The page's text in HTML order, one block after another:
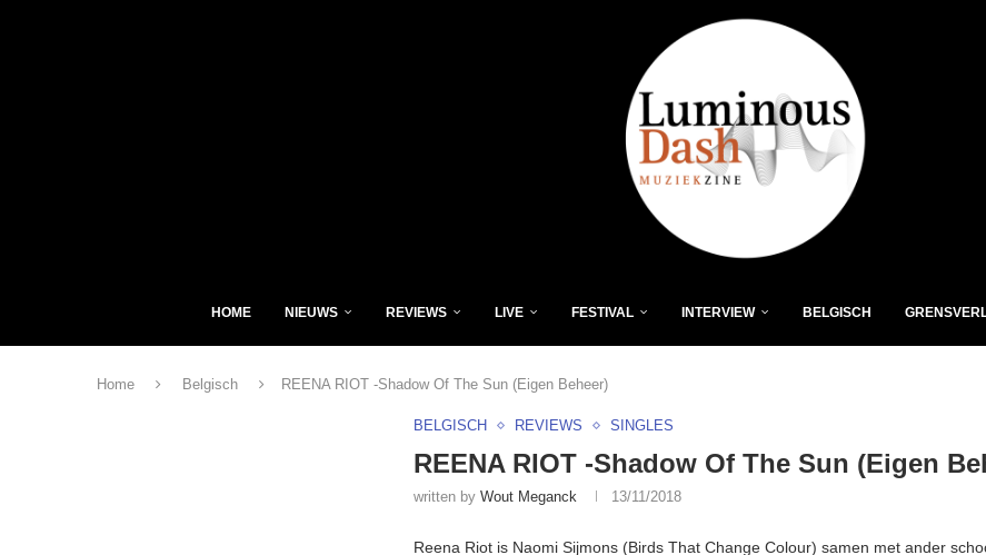
HOME NIEUWS REVIEWS LIVE FESTIVAL INTERVIEW BELGISCH
Home Belgisch REENA RIOT -Shadow Of The Sun (Eigen Beheer)
BELGISCH REVIEWS SINGLES
REENA RIOT -Shadow Of The Sun (Eigen
written by Wout Meganck 13/11/2018
Reena Riot is Naomi Sijmons (Birds That Change Colour) samen met ander